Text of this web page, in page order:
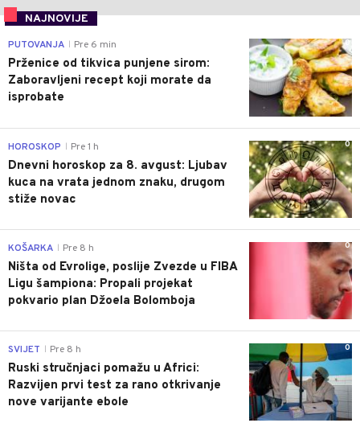
NAJNOVIJE
0
PUTOVANJA Pre 6 min
Prženice od tikvica punjene sirom:
Zaboravljeni recept koji morate da
isprobate
0
HOROSKOP Pre 1 h
Dnevni horoskop za 8. avgust: Ljubav
kuca na vrata jednom znaku, drugom
stiže novac
0
KOŠARKA Pre 8 h
Ništa od Evrolige, poslije Zvezde u FIBA
Ligu šampiona: Propali projekat
pokvario plan Džoela Bolomboja
0
SVIJET Pre 8 h
Ruski stručnjaci pomažu u Africi:
Razvijen prvi test za rano otkrivanje
nove varijante ebole